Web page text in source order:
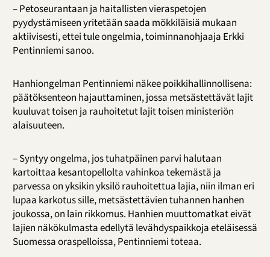
– Petoseurantaan ja haitallisten vieraspetojen
pyydystämiseen yritetään saada mökkiläisiä mukaan
aktiivisesti, ettei tule ongelmia, toiminnanohjaaja Erkki
Pentinniemi sanoo.
Hanhiongelman Pentinniemi näkee poikkihallinnollisena:
päätöksenteon hajauttaminen, jossa metsästettävät lajit
kuuluvat toisen ja rauhoitetut lajit toisen ministeriön
alaisuuteen.
– Syntyy ongelma, jos tuhatpäinen parvi halutaan
kartoittaa kesantopellolta vahinkoa tekemästä ja
parvessa on yksikin yksilö rauhoitettua lajia, niin ilman eri
lupaa karkotus sille, metsästettävien tuhannen hanhen
joukossa, on lain rikkomus. Hanhien muuttomatkat eivät
lajien näkökulmasta edellytä levähdyspaikkoja eteläisessä
Suomessa oraspelloissa, Pentinniemi toteaa.